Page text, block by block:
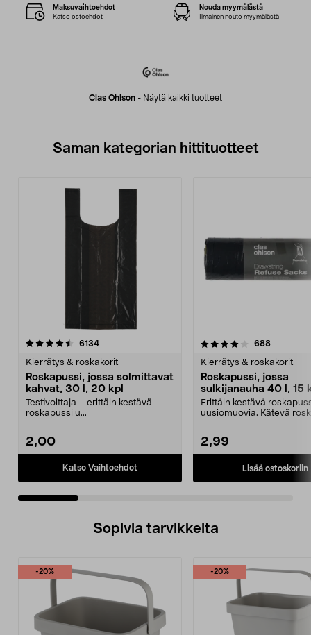
Clas Ohlson - Näytä kaikki tuotteet
Maksuvaihtoehdot
Katso ostoehdot
Nouda myymälästä
Ilmainen nouto myymälästä
Saman kategorian hittituotteet
6134arvostelut
Kierrätys & roskakorit
Roskapussi, jossa solmittavat
kahvat, 30 l, 20 kpl
Testivoittaja – erittäin kestävä
roskapussi u...
2,00
Katso Vaihtoehdot
4.0 viidestä
688arvostelut
Kierrätys & roskakorit
Roskapussi, jossa
sulkijanauha 40 l, 15
Erittäin kestävä
uusiomuovia. Kätevä
2,99
Lisää ostoskoriin
3.5 viidestä
Sopivia tarvikkeita
-20% -20%